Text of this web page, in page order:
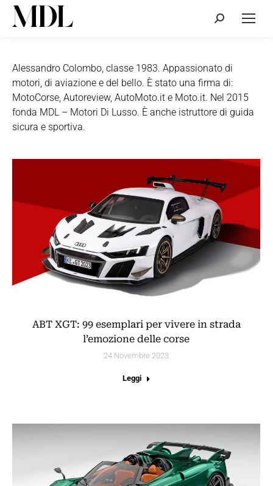
Cerca:
Alessandro Colombo, classe 1983. Appassionato di
motori, di aviazione e del bello. È stato una firma di:
MotoCorse, Autoreview, AutoMoto.it e Moto.it. Nel 2015
fonda MDL – Motori Di Lusso. È anche istruttore di guida
sicura e sportiva.
ABT XGT: 99 esemplari per vivere in strada
l’emozione delle corse
24 Novembre 2023
Leggi